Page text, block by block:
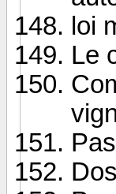
loi
Le